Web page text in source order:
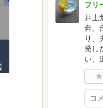
フリ
井上
奔。
り、
発し
い、